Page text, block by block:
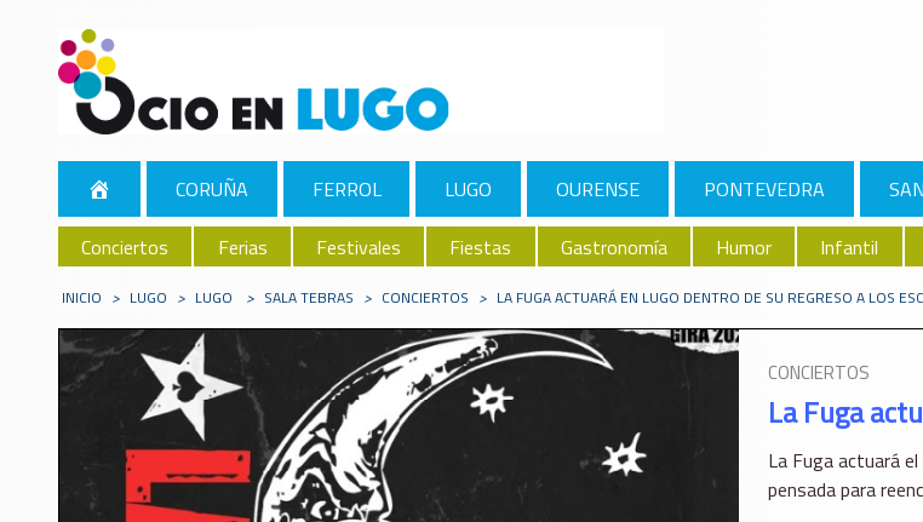
CORUÑA FERROL LUGO OURENSE PONTEVEDRA
Conciertos
Ferias Festivales Fiestas Gastronomía Humor Infantil
INICIO > LUGO > LUGO > SALA TEBRAS > CONCIERTOS > LA FUGA ACTUARÁ EN LUGO DENTRO DE SU REGRESO A LOS
CONCIERTOS
La Fuga
La Fuga actuará
pensada para